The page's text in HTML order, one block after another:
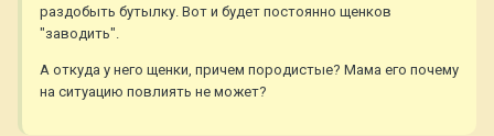
раздобыть бутылку. Вот и будет постоянно щенков
"заводить".
А откуда у него щенки, причем породистые? Мама его почему
на ситуацию повлиять не может?